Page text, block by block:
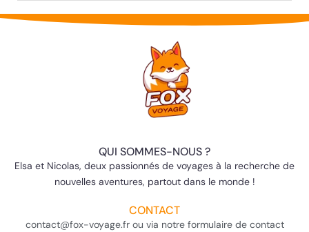
QUI SOMMES-NOUS ?
Elsa et Nicolas, deux passionnés de voyages à la recherche de
nouvelles aventures, partout dans le monde !
CONTACT
contact@fox-voyage.fr ou via notre formulaire de contact